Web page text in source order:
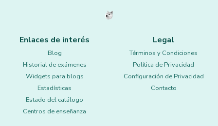
Enlaces de interés
Blog
Historial de exámenes
Widgets para blogs
Estadísticas
Estado del catálogo
Centros de enseñanza
Legal
Términos y Condiciones
Política de Privacidad
Configuración de Privacidad
Contacto